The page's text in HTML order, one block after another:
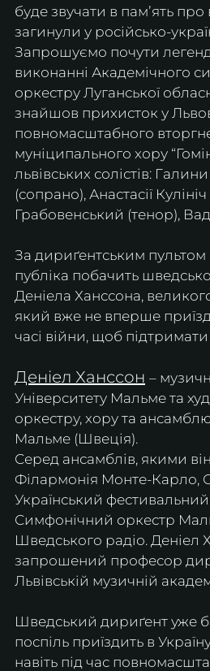
буде звучати в памʼять про
загинули у російсько-
Запрошуємо почути
виконанні Академічного
оркестру Луганської
знайшов прихисток у
повномасштабного
муніципального хору
львівських солістів:
(сопрано), Анастасії
Грабовенський (тенор),
За дириґентським пультом
публіка побачить
Деніела Ханссона,
який вже не вперше
часі війни, щоб підтримати
Деніел Ханссон –
Університету Мальме та
оркестру, хору та
Мальме (Швеція).
Серед ансамблів, якими
Філармонія Монте-Карло,
Український
Симфонічний оркестр
Шведського радіо. Деніел
запрошений професор
Львівській музичній
Шведський дириґент уже
поспіль приїздить в
навіть під час